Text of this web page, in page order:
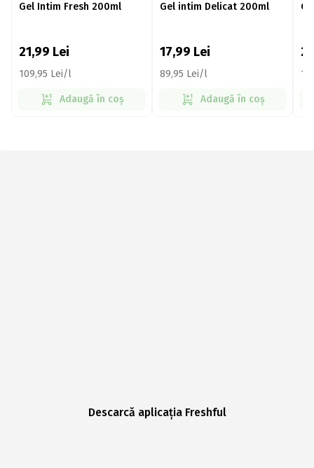
Gel Intim Fresh 200ml
21,99 Lei
109,95 Lei/l
Adaugă în coș
Gel intim Delicat 200ml
17,99 Lei
89,95 Lei/l
Adaugă în coș
Descarcă aplicația Freshful